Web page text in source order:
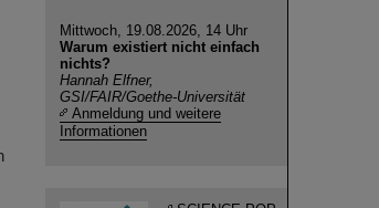
Mittwoch, 19.08.2026, 14 Uhr
Warum existiert nicht einfach
nichts?
Hannah Elfner,
GSI/FAIR/Goethe-Universität
Anmeldung und weitere
Informationen